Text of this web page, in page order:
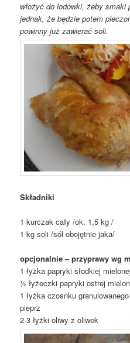
włożyć do lodówki, żeby
jednak, że będzie potem
powinny już zawierać soli.
Składniki
1 kurczak cały /ok. 1,5 kg /
1 kg soli /sól obojętnie jaka/
opcjonalnie – przyprawy wg
1 łyżka papryki słodkiej
½ łyżeczki papryki ostrej
1 łyżka czosnku granulowanego
pieprz
2-3 łyżki oliwy z oliwek